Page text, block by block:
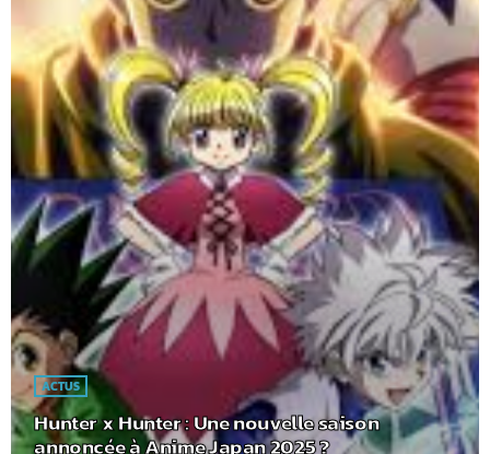
ACTUS
Hunter x Hunter : Une nouvelle saison
annoncée à Anime Japan 2025 ?